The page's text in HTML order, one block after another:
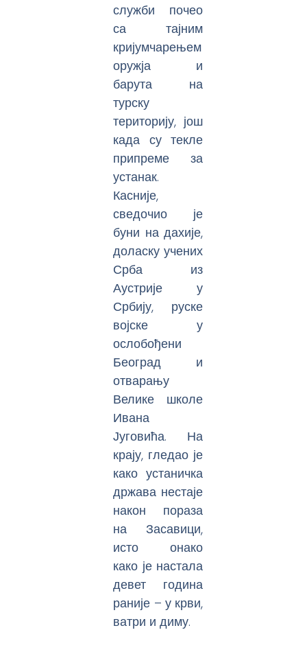
служби почео
са тајним
кријумчарењем
оружја и
барута на
турску
територију, још
када су текле
припреме за
устанак.
Касније,
сведочио је
буни на дахије,
доласку учених
Срба из
Аустрије у
Србију, руске
војске у
ослобођени
Београд и
отварању
Велике школе
Ивана
Југовића. На
крају, гледао је
како устаничка
држава нестаје
након пораза
на Засавици,
исто онако
како је настала
девет година
раније – у крви,
ватри и диму.